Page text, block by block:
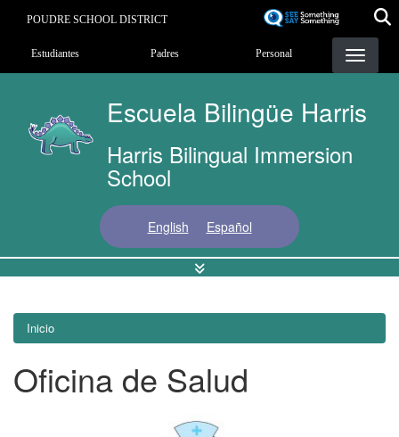
principal
POUDRE SCHOOL DISTRICT
Landing Page Menu
Estudiantes Padres Personal
Escuela Bilingüe Harris
Harris Bilingual Immersion
School
English Español
Inicio
Oficina de Salud